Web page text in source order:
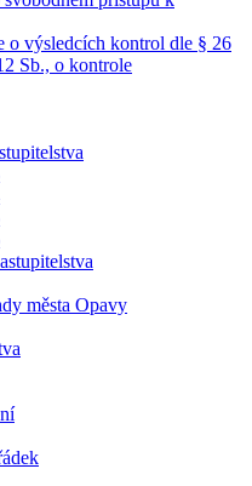
o výsledcích kontrol dle § 26
Sb., o kontrole
města Opavy